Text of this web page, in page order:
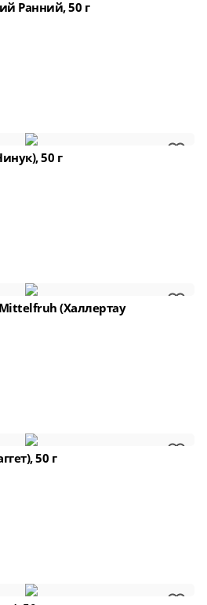
Ранний, 50 г
50 г
Mittelfruh (Халлертау
50 г